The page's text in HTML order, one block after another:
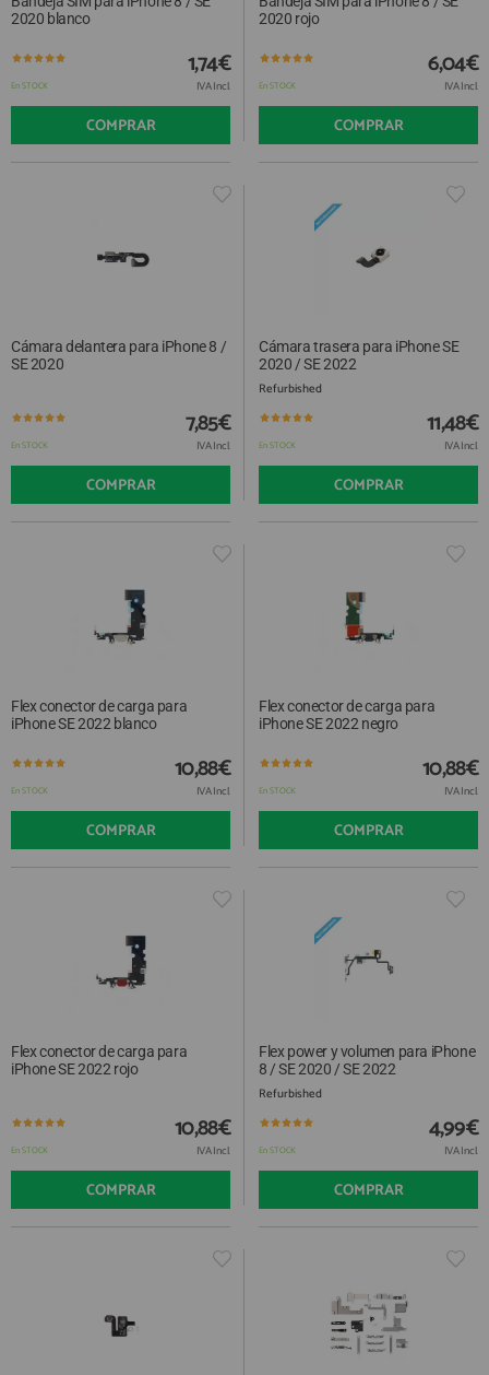
2020 blanco
En STOCK
1,74€
IVA Incl.
COMPRAR
2020 rojo
En STOCK
6,04€
IVA Incl.
COMPRAR
Cámara delantera para iPhone 8 /
SE 2020
En STOCK
7,85€
IVA Incl.
COMPRAR
Cámara trasera para iPhone SE
2020 / SE 2022
Refurbished
En STOCK
11,48€
IVA Incl.
COMPRAR
Flex conector de carga para
iPhone SE 2022 blanco
En STOCK
10,88€
IVA Incl.
COMPRAR
Flex conector de carga para
iPhone SE 2022 negro
En STOCK
10,88€
IVA Incl.
COMPRAR
Flex conector de carga para
iPhone SE 2022 rojo
En STOCK
10,88€
IVA Incl.
COMPRAR
Flex power y volumen para iPhone
8 / SE 2020 / SE 2022
Refurbished
En STOCK
4,99€
IVA Incl.
COMPRAR